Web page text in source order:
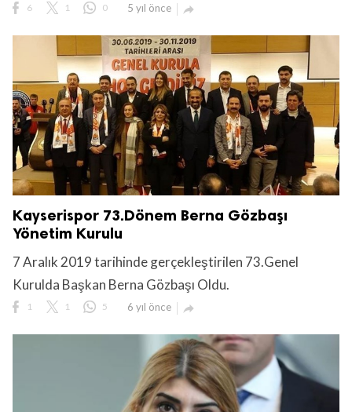
6 1 0 5 yıl önce 
Kayserispor 73.Dönem Berna Gözbaşı
Yönetim Kurulu
7 Aralık 2019 tarihinde gerçekleştirilen 73.Genel
Kurulda Başkan Berna Gözbaşı Oldu.
1 1 5 6 yıl önce 